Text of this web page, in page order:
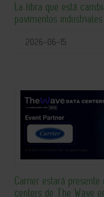
La fibra que está
pavimentos
2026-06-15
Carrier estará
centers de The Wave